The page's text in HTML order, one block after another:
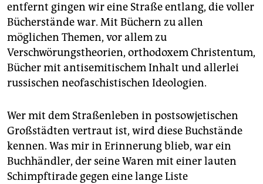
entfernt gingen wir eine Straße entlang, die voller
Bücherstände war. Mit Büchern zu allen
möglichen Themen, vor allem zu
Verschwörungstheorien, orthodoxem Christentum,
Bücher mit antisemitischem Inhalt und allerlei
russischen neofaschistischen Ideologien.
Wer mit dem Straßenleben in postsowjetischen
Großstädten vertraut ist, wird diese Buchstände
kennen. Was mir in Erinnerung blieb, war ein
Buchhändler, der seine Waren mit einer lauten
Schimpftirade gegen eine lange Liste